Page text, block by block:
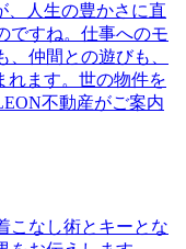
、人生の豊かさに直
ですね。仕事へのモ
仲間との遊びも、
れます。世の物件を
不動産がご案内
こなし術とキーとな